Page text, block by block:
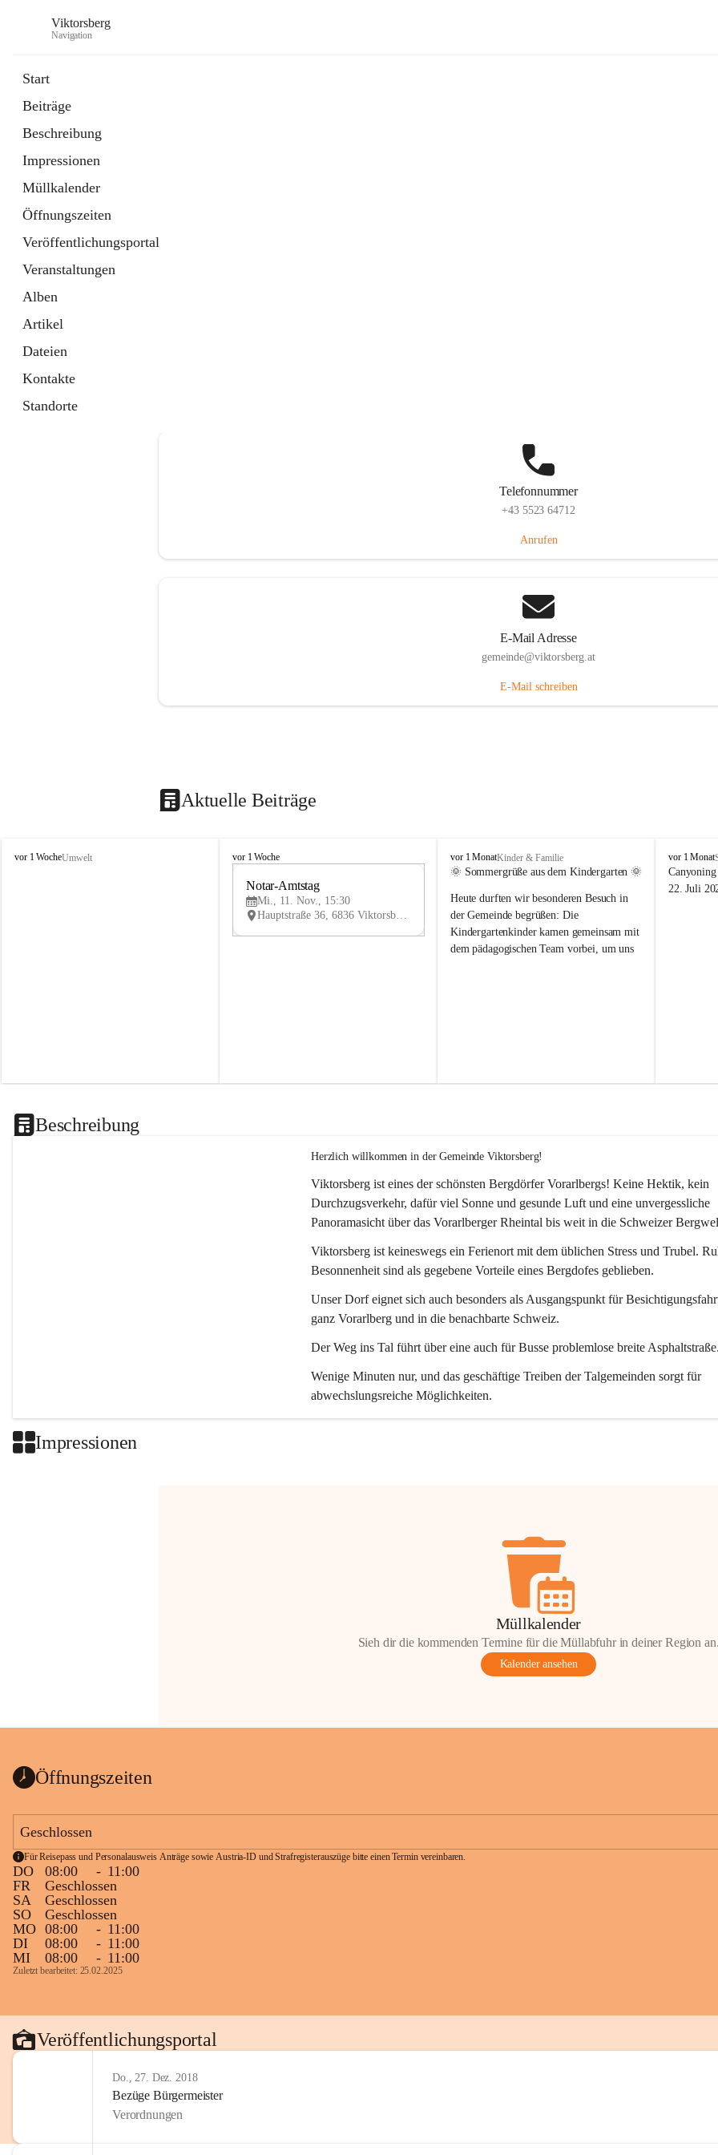
Viktorsberg
Navigation
Start
Beiträge
Beschreibung
Impressionen
Müllkalender
Öffnungszeiten
Veröffentlichungsportal
Veranstaltungen
Alben
Artikel
Dateien
Kontakte
Standorte
Telefonnummer
+43 5523 64712
Anrufen
E-Mail Adresse
gemeinde@viktorsberg.at
E-Mail schreiben
Aktuelle Beiträge
V
vor 1 WocheUmwelt
V
vor 1 Woche
V
Notar-Amtstag
Mi., 11. Nov., 15:30
Hauptstraße 36, 6836 Viktorsberg, AUT
V
i
t
o
r
s
vor 1 MonatKinder & Familie
🌞 Sommergrüße aus dem Kindergarten 🌞
Heute durften wir besonderen Besuch in
der Gemeinde begrüßen: Die
Kindergartenkinder kamen gemeinsam mit
dem pädagogischen Team vorbei, um uns
V
i
k
vor 1 Monat
22. Juli
Beschreibung
Herzlich willkommen in der Gemeinde Viktorsberg!
Viktorsberg ist eines der schönsten Bergdörfer Vorarlbergs! Keine Hektik, kein
Durchzugsverkehr, dafür viel Sonne und gesunde Luft und eine unvergessliche
Panoramasicht über das Vorarlberger Rheintal bis weit in die Schweizer
Viktorsberg ist keineswegs ein Ferienort mit dem üblichen Stress und Trubel.
Besonnenheit sind als gegebene Vorteile eines Bergdofes geblieben.
Unser Dorf eignet sich auch besonders als Ausgangspunkt für
ganz Vorarlberg und in die benachbarte Schweiz.
Der Weg ins Tal führt über eine auch für Busse problemlose breite
Wenige Minuten nur, und das geschäftige Treiben der Talgemeinden sorgt für
abwechslungsreiche Möglichkeiten.
Impressionen
Müllkalender
Sieh dir die kommenden Termine für die Müllabfuhr in deiner Region
Kalender ansehen
Öffnungszeiten
Geschlossen
Für Reisepass und Personalausweis Anträge sowie Austria-ID und Strafregisterauszüge bitte einen Termin vereinbaren.
DO 08:00 - 11:00
FR
Geschlossen
SA
Geschlossen
SO
Geschlossen
MO 08:00 - 11:00
DI
08:00 - 11:00
MI
08:00 - 11:00
Zuletzt bearbeitet: 25.02.2025
Veröffentlichungsportal
Do., 27. Dez. 2018
Bezüge Bürgermeister
Verordnungen